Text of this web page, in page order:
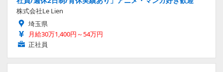
株式会社Le Lien
埼玉県
月給30万1,400円～54万円
正社員